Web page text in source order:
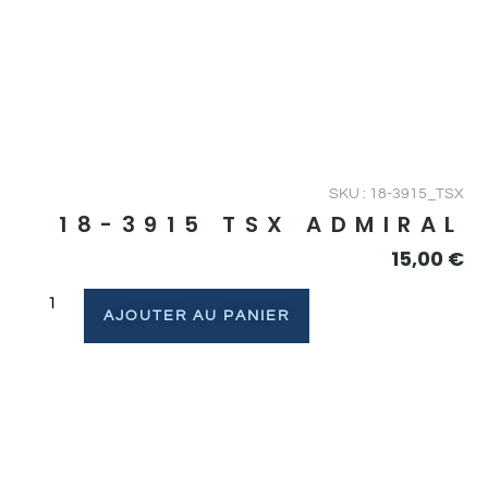
SKU : 18-3915_TSX
18-3915 TSX ADMIRAL
15,00 €
AJOUTER AU PANIER